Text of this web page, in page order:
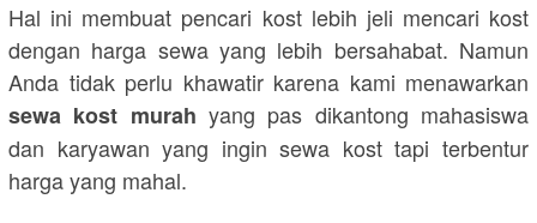
Hal ini membuat pencari kost lebih jeli mencari kost
dengan harga sewa yang lebih bersahabat. Namun
Anda tidak perlu khawatir karena kami menawarkan
sewa kost murah yang pas dikantong mahasiswa
dan karyawan yang ingin sewa kost tapi terbentur
harga yang mahal.